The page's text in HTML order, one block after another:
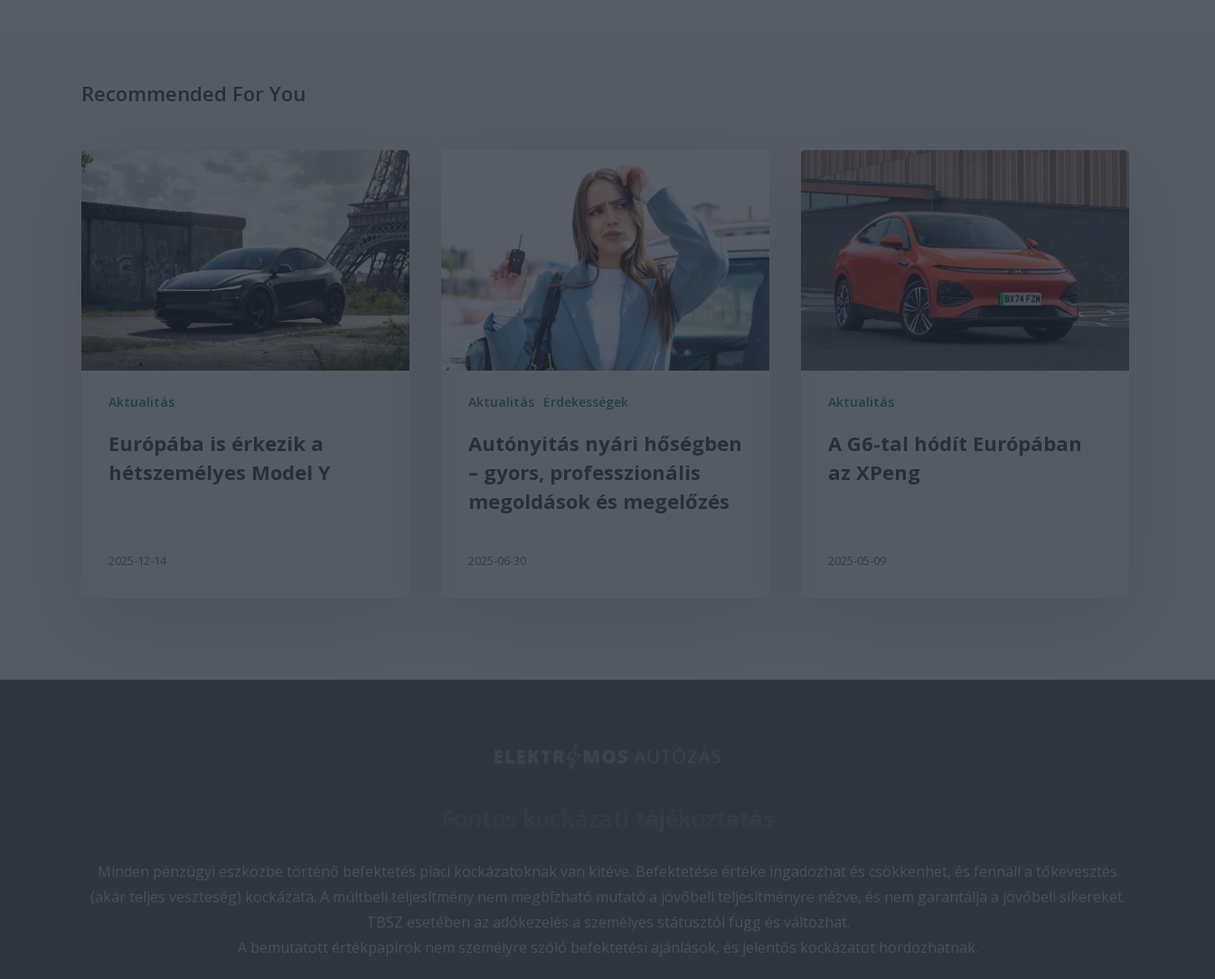
Recommended For You
Aktualitás
Európába is érkezik a
hétszemélyes Model Y
2025-12-14
Aktualitás Érdekességek
Autónyitás nyári hőségben
– gyors, professzionális
megoldások és megelőzés
2025-06-30
Aktualitás
A G6-tal hódít Európában
az XPeng
2025-05-09
Minden pénzügyi eszközbe történő befektetés piaci kockázatoknak van kitéve. Befektetése értéke ingadozhat és csökkenhet, és fennáll a tőkevesztés
(akár teljes veszteség) kockázata. A múltbeli teljesítmény nem megbízható mutató a jövőbeli teljesítményre nézve, és nem garantálja a jövőbeli sikereket.
TBSZ esetében az adókezelés a személyes státusztól függ és változhat.
A bemutatott értékpapírok nem személyre szóló befektetési ajánlások, és jelentős kockázatot hordozhatnak.